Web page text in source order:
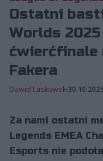
Ostatni
Worlds 2025
ćwierćfinale
Fakera
Dawid Laskowski
Za nami ostatni
Legends EMEA
Esports nie